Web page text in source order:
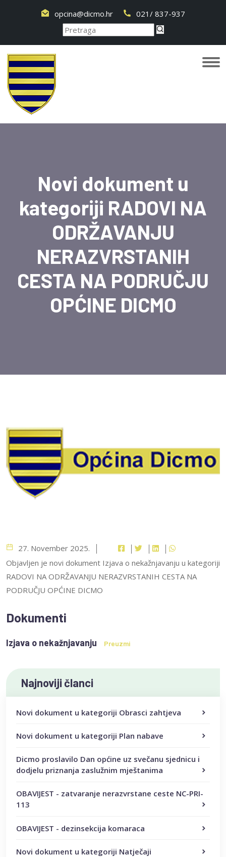
opcina@dicmo.hr 021/ 837-937
Novi dokument u
kategoriji RADOVI NA
ODRŽAVANJU
NERAZVRSTANIH
CESTA NA PODRUČJU
OPĆINE DICMO
27. November 2025.
Objavljen je novi dokument Izjava o nekažnjavanju u kategoriji
RADOVI NA ODRŽAVANJU NERAZVRSTANIH CESTA NA
PODRUČJU OPĆINE DICMO
Dokumenti
Izjava o nekažnjavanju Preuzmi
Najnoviji članci
Novi dokument u kategoriji Obrasci zahtjeva
Novi dokument u kategoriji Plan nabave
Dicmo proslavilo Dan općine uz svečanu sjednicu i
dodjelu priznanja zaslužnim mještanima
OBAVIJEST - zatvaranje nerazvrstane ceste NC-PRI-
113
OBAVIJEST - dezinsekcija komaraca
Novi dokument u kategoriji Natječaji